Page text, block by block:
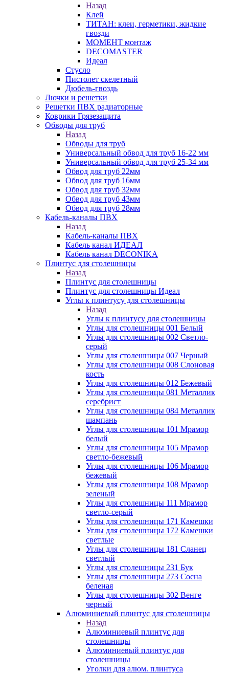
Назад
Клей
ТИТАН: клеи, герметики, жидкие
гвозди
МОМЕНТ монтаж
DECOMASTER
Идеал
Стусло
Пистолет скелетный
Дюбель-гвоздь
Лючки и решетки
Решетки ПВХ радиаторные
Коврики Грязезащита
Обводы для труб
Назад
Обводы для труб
Универсальный обвод для труб 16-22 мм
Универсальный обвод для труб 25-34 мм
Обвод для труб 22мм
Обвод для труб 16мм
Обвод для труб 32мм
Обвод для труб 43мм
Обвод для труб 28мм
Кабель-каналы ПВХ
Назад
Кабель-каналы ПВХ
Кабель канал ИДЕАЛ
Кабель канал DECONIKA
Плинтус для столешницы
Назад
Плинтус для столешницы
Плинтус для столешницы Идеал
Углы к плинтусу для столешницы
Назад
Углы к плинтусу для столешницы
Углы для столешницы 001 Белый
Углы для столешницы 002 Светло-
серый
Углы для столешницы 007 Черный
Углы для столешницы 008 Слоновая
кость
Углы для столешницы 012 Бежевый
Углы для столешницы 081 Металлик
серебрист
Углы для столешницы 084 Металлик
шампань
Углы для столешницы 101 Мрамор
белый
Углы для столешницы 105 Мрамор
светло-бежевый
Углы для столешницы 106 Мрамор
бежевый
Углы для столешницы 108 Мрамор
зеленый
Углы для столешницы 111 Мрамор
светло-серый
Углы для столешницы 171 Камешки
Углы для столешницы 172 Камешки
светлые
Углы для столешницы 181 Сланец
светлый
Углы для столешницы 231 Бук
Углы для столешницы 273 Сосна
беленая
Углы для столешницы 302 Венге
черный
Алюминиевый плинтус для столешницы
Назад
Алюминиевый плинтус для
столешницы
Алюминиевый плинтус для
столешницы
Уголки для алюм. плинтуса